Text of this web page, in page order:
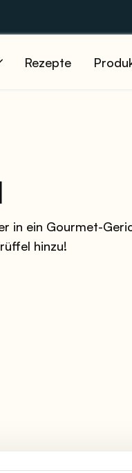
Rezepte
in ein Gourmet-
hinzu!